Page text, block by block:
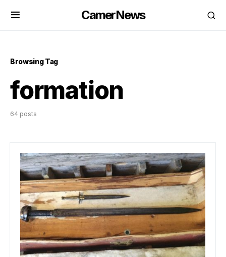
CamerNews
Browsing Tag
formation
64 posts